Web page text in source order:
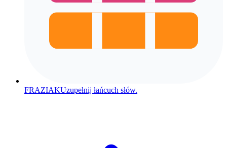
FRAZIAKUzupełnij łańcuch słów.